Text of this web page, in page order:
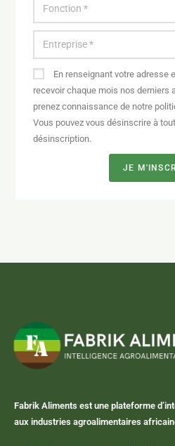
En renseignant votre adresse
recevoir chaque mois nos derniers
prenez connaissance de notre
Vous pouvez vous désinscrire à
désinscription.
JE
Fabrik Aliments est une plateforme
aux industries agroalimentaires